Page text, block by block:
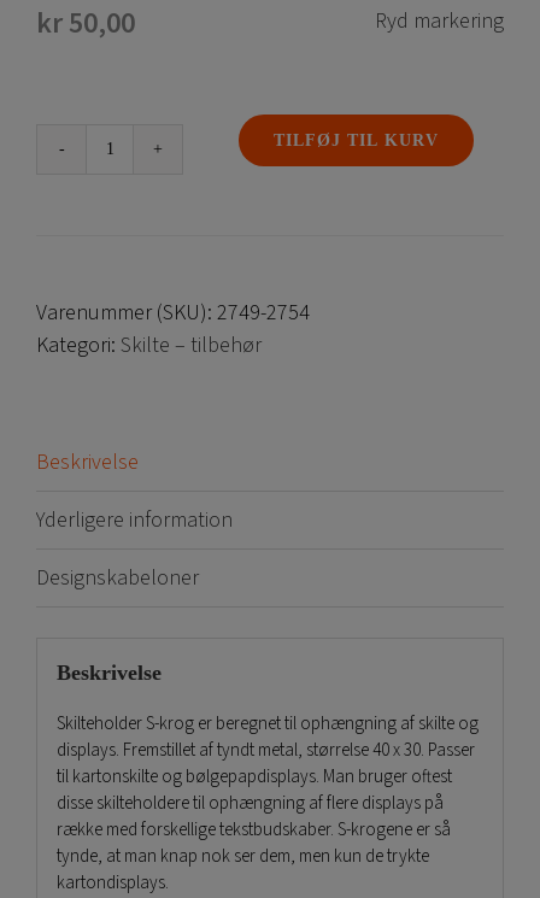
kr50,00 Ryd markering
Skilteholder
TILFØJ TIL KURV
Varenummer (SKU): 2749-2754
Kategori: Skilte – tilbehør
Beskrivelse
Yderligere information
Designskabeloner
Beskrivelse
Skilteholder S-krog er beregnet til ophængning af skilte og
displays. Fremstillet af tyndt metal, størrelse 40 x 30. Passer
til kartonskilte og bølgepapdisplays. Man bruger oftest
disse skilteholdere til ophængning af flere displays på
række med forskellige tekstbudskaber. S-krogene er så
tynde, at man knap nok ser dem, men kun de trykte
kartondisplays.